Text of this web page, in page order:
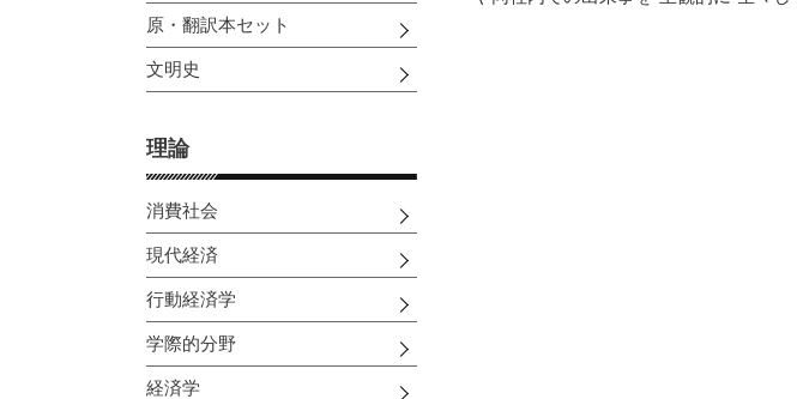
原・翻訳本セット
文明史
理論
消費社会
現代経済
行動経済学
学際的分野
経済学